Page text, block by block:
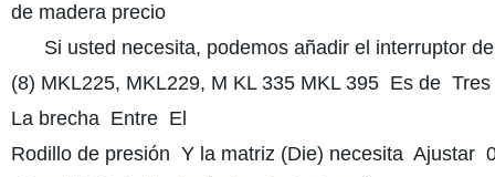
de madera precio
Si usted necesita, podemos añadir el interruptor
(8) MKL225, MKL229, M KL 335 MKL 395 Es de
La brecha Entre El
Rodillo de presión Y la matriz (Die) necesita Ajustar